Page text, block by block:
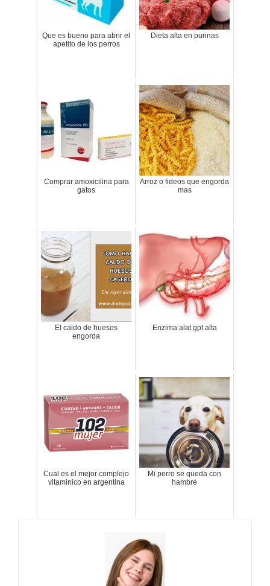
Que es bueno para abrir el
apetito de los perros
Dieta alta en purinas
Comprar amoxicilina para
gatos
Arroz o fideos que engorda
mas
El caldo de huesos
engorda
Enzima alat gpt alta
Cual es el mejor complejo
vitaminico en argentina
Mi perro se queda con
hambre